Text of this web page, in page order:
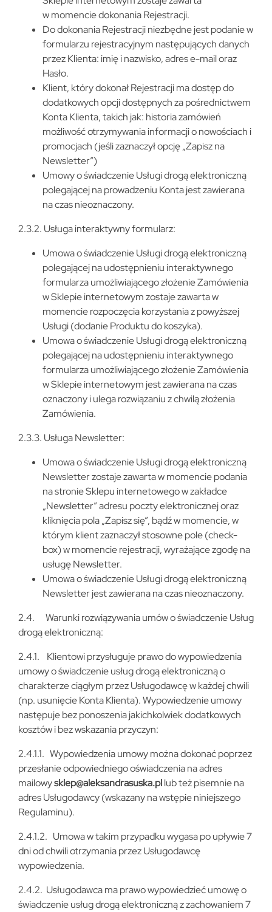
w momencie dokonania Rejestracji.
Do dokonania Rejestracji niezbędne jest podanie w
formularzu rejestracyjnym następujących danych
przez Klienta: imię i nazwisko, adres e-mail oraz
Hasło.
Klient, który dokonał Rejestracji ma dostęp do
dodatkowych opcji dostępnych za pośrednictwem
Konta Klienta, takich jak: historia zamówień
możliwość otrzymywania informacji o nowościach i
promocjach (jeśli zaznaczył opcję „Zapisz na
Newsletter”)
Umowy o świadczenie Usługi drogą elektroniczną
polegającej na prowadzeniu Konta jest zawierana
na czas nieoznaczony.
2.3.2. Usługa interaktywny formularz:
Umowa o świadczenie Usługi drogą elektroniczną
polegającej na udostępnieniu interaktywnego
formularza umożliwiającego złożenie Zamówienia
w Sklepie internetowym zostaje zawarta w
momencie rozpoczęcia korzystania z powyższej
Usługi (dodanie Produktu do koszyka).
Umowa o świadczenie Usługi drogą elektroniczną
polegającej na udostępnieniu interaktywnego
formularza umożliwiającego złożenie Zamówienia
w Sklepie internetowym jest zawierana na czas
oznaczony i ulega rozwiązaniu z chwilą złożenia
Zamówienia.
2.3.3. Usługa Newsletter:
Umowa o świadczenie Usługi drogą elektroniczną
Newsletter zostaje zawarta w momencie podania
na stronie Sklepu internetowego w zakładce
„Newsletter” adresu poczty elektronicznej oraz
kliknięcia pola „Zapisz się”, bądź w momencie, w
którym klient zaznaczył stosowne pole (check-
box) w momencie rejestracji, wyrażające zgodę na
usługę Newsletter.
Umowa o świadczenie Usługi drogą elektroniczną
Newsletter jest zawierana na czas nieoznaczony.
2.4. Warunki rozwiązywania umów o świadczenie Usług
drogą elektroniczną:
2.4.1. Klientowi przysługuje prawo do wypowiedzenia
umowy o świadczenie usług drogą elektroniczną o
charakterze ciągłym przez Usługodawcę w każdej chwili
(np. usunięcie Konta Klienta). Wypowiedzenie umowy
następuje bez ponoszenia jakichkolwiek dodatkowych
kosztów i bez wskazania przyczyn:
2.4.1.1. Wypowiedzenia umowy można dokonać poprzez
przesłanie odpowiedniego oświadczenia na adres
mailowysklep@aleksandrasuska.pllub też pisemnie na
adres Usługodawcy (wskazany na wstępie niniejszego
Regulaminu).
2.4.1.2. Umowa w takim przypadku wygasa po upływie 7
dni od chwili otrzymania przez Usługodawcę
wypowiedzenia.
2.4.2. Usługodawca ma prawo wypowiedzieć umowę o
świadczenie usług drogą elektroniczną z zachowaniem 7